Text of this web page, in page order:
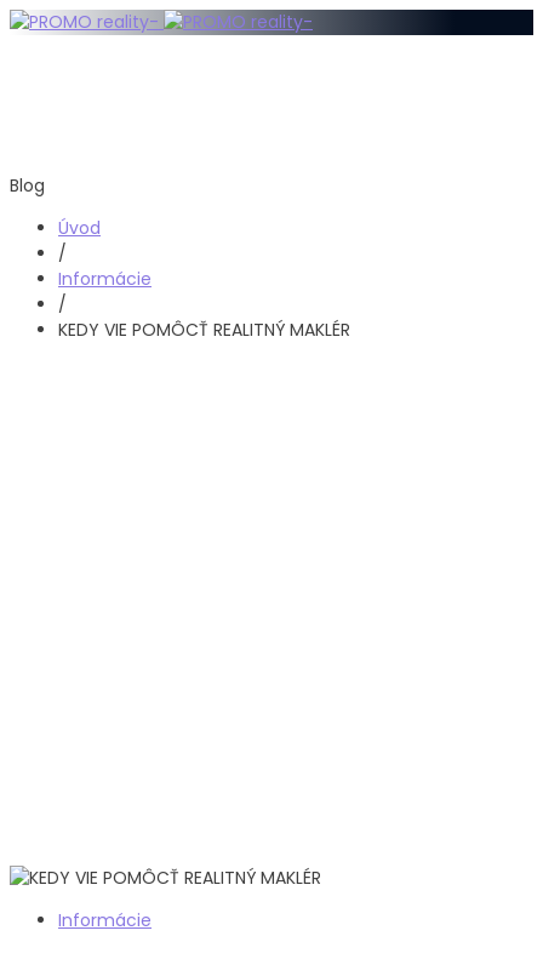
Blog
Úvod
/
Informácie
/
KEDY VIE POMÔCŤ REALITNÝ MAKLÉR
Informácie